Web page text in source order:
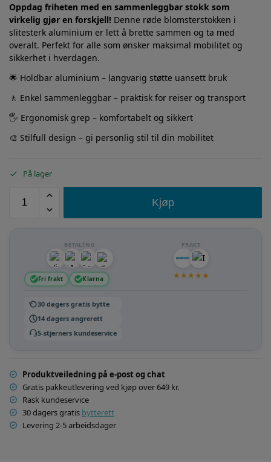
Oppdag friheten med en sammenleggbar stokk som
virkelig gjør en forskjell! Denne røde blomsterstokken i
slitesterk aluminium er lett å brette sammen og ta med
overalt. Perfekt for alle som ønsker maksimal mobilitet og
sikkerhet i hverdagen.
🌟 Holdbar aluminium – langvarig støtte uansett bruk
🚶 Enkel sammenleggbar – praktisk for reiser og transport
🖐️ Ergonomisk grep – komfortabelt og sikkert
🎨 Stilfull design – gi personlig stil til din mobilitet
På lager
Kjøp
BETALING
Fri frakt Klarna
FRAKT
★★★★★
30 dagers gratis bytte
14 dagers angrerett
5-stjerners kundeservice
Produktveiledning på e-post og chat
Gratis pakkeutlevering ved kjøp over 649 kr.
Rask kundeservice
30 dagers gratis bytterett
Levering 2-5 arbeidsdager